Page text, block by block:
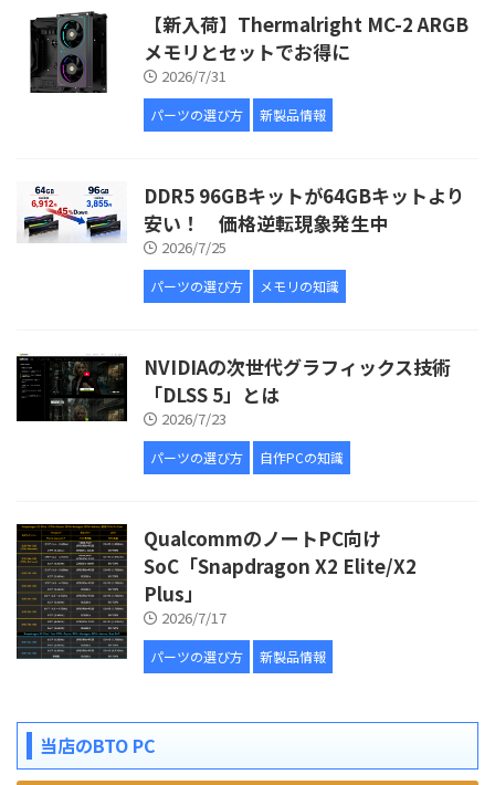
【新入荷】Thermalright MC-2 ARGB
メモリとセットでお得に
2026/7/31
パーツの選び方 新製品情報
DDR5 96GBキットが64GBキットより
安い！ 価格逆転現象発生中
2026/7/25
パーツの選び方 メモリの知識
NVIDIAの次世代グラフィックス技術
「DLSS 5」とは
2026/7/23
パーツの選び方 自作PCの知識
QualcommのノートPC向け
SoC「Snapdragon X2 Elite/X2
Plus」
2026/7/17
パーツの選び方 新製品情報
当店のBTO PC